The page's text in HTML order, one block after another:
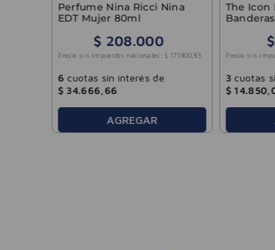
Perfume Nina Ricci Nina
EDT Mujer 80ml
$ 208.000
Precio sin impuestos nacionales: $ 171 .900 ,83
6 cuotas sin interés de
$ 34.666 66
AGREGAR
The Icon
$
Precio sin
3 cuotas
$ 14.850,